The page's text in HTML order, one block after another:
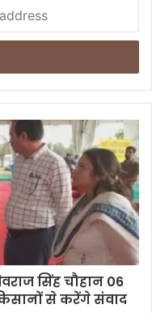
सिंह चौहान 06
से करेंगे संवाद